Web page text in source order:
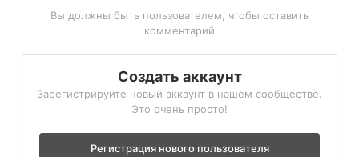
Вы должны быть пользователем, чтобы оставить
комментарий
Создать аккаунт
Зарегистрируйте новый аккаунт в нашем сообществе.
Это очень просто!
Регистрация нового пользователя